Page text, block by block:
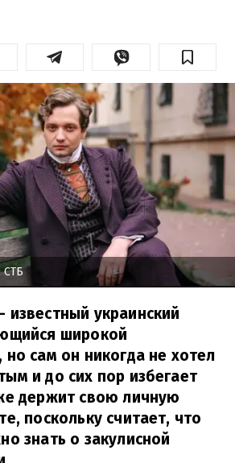
украинский
широкой
но сам он никогда не хотел
и до сих пор избегает
держит свою личную
поскольку считает, что
знать о закулисной